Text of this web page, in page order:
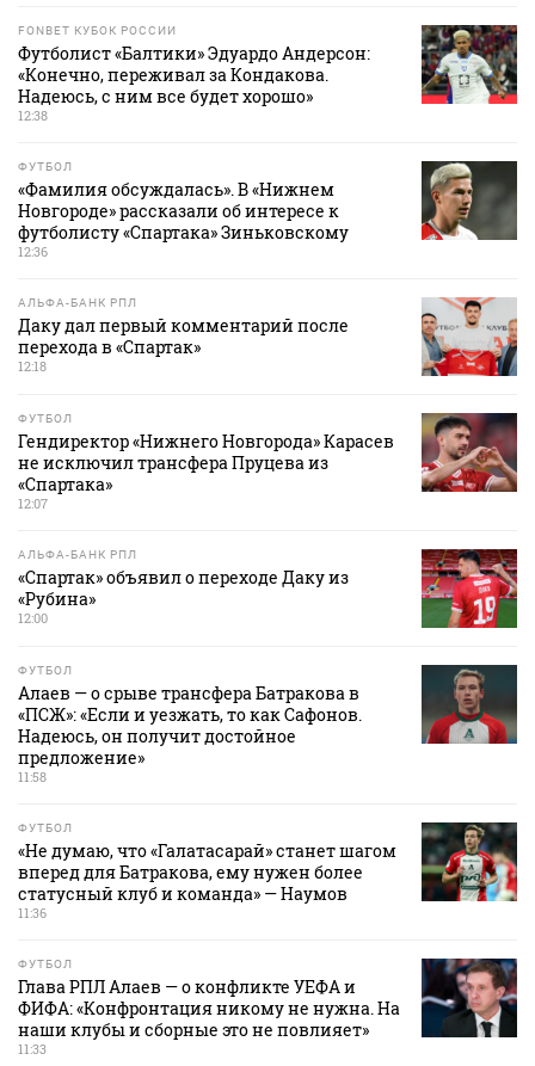
FONBET КУБОК РОССИИ
Футболист «Балтики» Эдуардо Андерсон:
«Конечно, переживал за Кондакова.
Надеюсь, с ним все будет хорошо»
12:38
ФУТБОЛ
«Фамилия обсуждалась». В «Нижнем
Новгороде» рассказали об интересе к
футболисту «Спартака» Зиньковскому
12:36
АЛЬФА-БАНК РПЛ
Даку дал первый комментарий после
перехода в «Спартак»
12:18
ФУТБОЛ
Гендиректор «Нижнего Новгорода» Карасев
не исключил трансфера Пруцева из
«Спартака»
12:07
АЛЬФА-БАНК РПЛ
«Спартак» объявил о переходе Даку из
«Рубина»
12:00
ФУТБОЛ
Алаев — о срыве трансфера Батракова в
«ПСЖ»: «Если и уезжать, то как Сафонов.
Надеюсь, он получит достойное
предложение»
11:58
ФУТБОЛ
«Не думаю, что «Галатасарай» станет шагом
вперед для Батракова, ему нужен более
статусный клуб и команда» — Наумов
11:36
ФУТБОЛ
Глава РПЛ Алаев — о конфликте УЕФА и
ФИФА: «Конфронтация никому не нужна. На
наши клубы и сборные это не повлияет»
11:33